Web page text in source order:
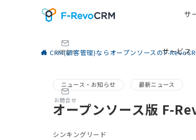
サービス
お問合せ
サ
お問合せ
CRM(顧客管理)ならオープンソースのF-
ニュース・お知らせ 最新ニュース
オープンソース版 F-
シンキングリード